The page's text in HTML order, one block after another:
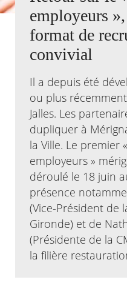
Agenda
Actualités
Kiosque
Facebook
X Instagram
YoutubeLinkedin
employeurs
format de
convivial
Il a depuis été
ou plus
Jalles. Les
dupliquer à
la Ville. Le premier
employeurs »
déroulé le 18 juin
présence
(Vice-Président de
Gironde) et de
(Présidente de la
la filière